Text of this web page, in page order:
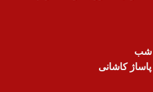
کاشانی